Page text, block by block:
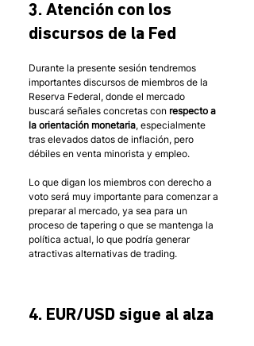
3. Atención con los
discursos de la Fed
Durante la presente sesión tendremos
importantes discursos de miembros de la
Reserva Federal, donde el mercado
buscará señales concretas con respecto a
la orientación monetaria, especialmente
tras elevados datos de inflación, pero
débiles en venta minorista y empleo.
Lo que digan los miembros con derecho a
voto será muy importante para comenzar a
preparar al mercado, ya sea para un
proceso de tapering o que se mantenga la
política actual, lo que podría generar
atractivas alternativas de trading.
4. EUR/USD sigue al alza